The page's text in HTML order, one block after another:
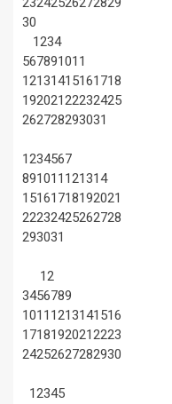
30
1234
567891011
12131415161718
19202122232425
262728293031
1234567
891011 121314
15161718192021
22232425262728
293031
12
3456789
1011 1213141516
17181920212223
24252627282930
12345